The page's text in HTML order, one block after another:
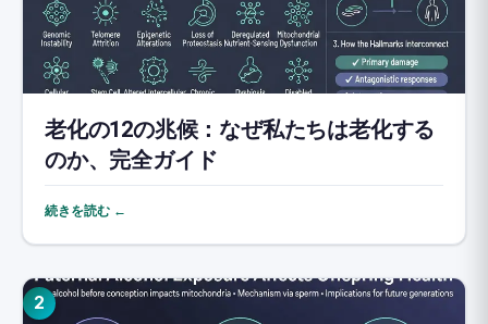
老化の12の兆候：なぜ私たちは老化する
のか、完全ガイド
続きを読む ←
2